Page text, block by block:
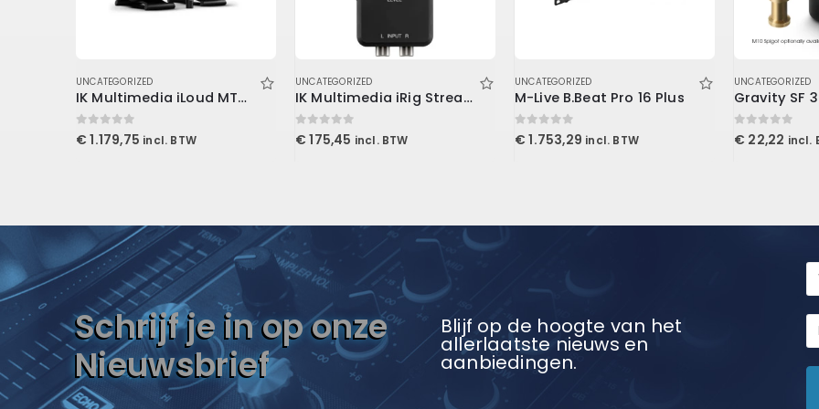
UNCATEGORIZED
IK Multimedia iLoud MTM MKII (Pair + Mic)
0out of 5
€ 1.179,75 incl. BTW
UNCATEGORIZED
IK Multimedia iRig Stream
0out of 5
€ 175,45 incl. BTW
UNCATEGORIZED
M-Live B.Beat Pro 16 Plus
0out of 5
€ 1.753,29 incl. BTW
UNCATEGORIZED
0out of 5
€ 22,22 incl.
Schrijf je in op onze
Nieuwsbrief
Blijf op de hoogte van het
allerlaatste nieuws en
aanbiedingen.